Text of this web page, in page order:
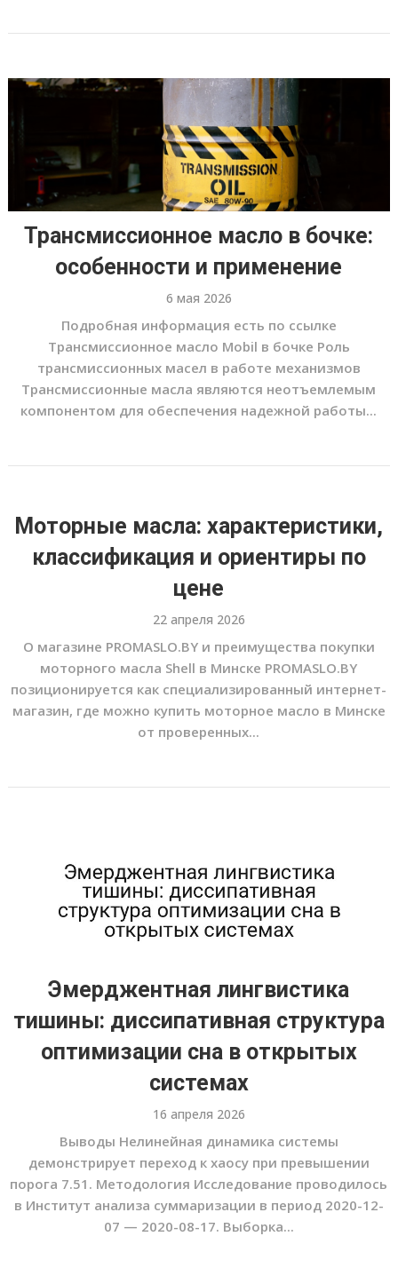
Трансмиссионное масло в бочке:
особенности и применение
6 мая 2026
Подробная информация есть по ссылке
Трансмиссионное масло Mobil в бочке Роль
трансмиссионных масел в работе механизмов
Трансмиссионные масла являются неотъемлемым
компонентом для обеспечения надежной работы...
Моторные масла: характеристики,
классификация и ориентиры по
цене
22 апреля 2026
О магазине PROMASLO.BY и преимущества покупки
моторного масла Shell в Минске PROMASLO.BY
позиционируется как специализированный интернет-
магазин, где можно купить моторное масло в Минске
от проверенных...
Эмерджентная лингвистика
тишины: диссипативная структура
оптимизации сна в открытых
системах
16 апреля 2026
Выводы Нелинейная динамика системы
демонстрирует переход к хаосу при превышении
порога 7.51. Методология Исследование проводилось
в Институт анализа суммаризации в период 2020-12-
07 — 2020-08-17. Выборка...